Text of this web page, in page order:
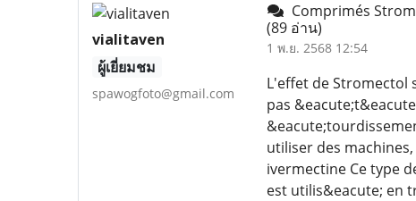
vialitaven
ผู้เยี่ยมชม
spawogfoto@gmail.com
Comprimés
(89 อ่าน)
1 พ.ย. 2568 12:54
L'effet de Stromectol
pas
utiliser des
ivermectine Ce type
est utilis&eacute; en